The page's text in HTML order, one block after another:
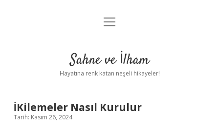
Anasayfa
Yasal Uyarı
menüyü
Sahne ve İlham
Hayatına renk katan neşeli hikayeler!
İKilemeler Nasıl Kurulur
Tarih: Kasım 26, 2024